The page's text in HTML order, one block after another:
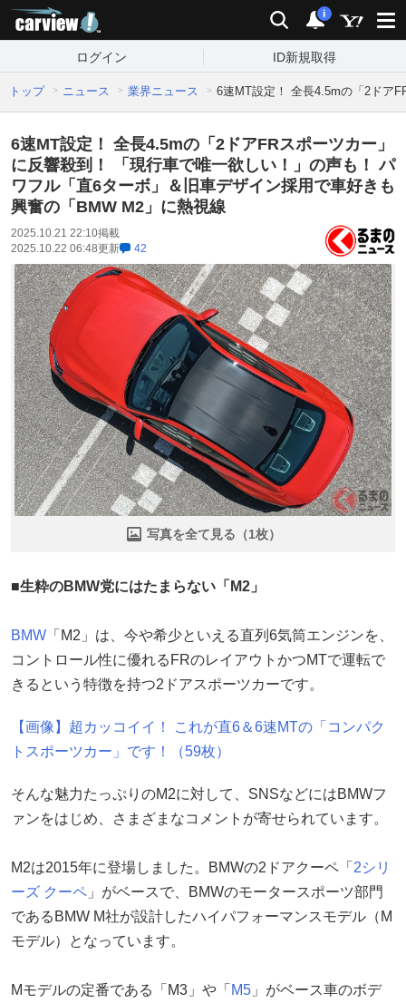
検索 通知
i
ログイン ID新規取得
トップ ニュース 業界ニュース 6速MT設定！ 全長4.5mの「2ドア
6速MT設定！ 全長4.5mの「2ドアFRスポーツカー」
に反響殺到！ 「現行車で唯一欲しい！」の声も！ パ
ワフル「直6ターボ」＆旧車デザイン採用で車好きも
興奮の「BMW M2」に熱視線
2025.10.21 22:10掲載
2025.10.22 06:48更新 42
写真を全て見る（1枚）
■生粋のBMW党にはたまらない「M2」
BMW 「M2」は、今や希少といえる直列6気筒エンジンを、
コントロール性に優れるFRのレイアウトかつMTで運転で
きるという特徴を持つ2ドアスポーツカーです。
【画像】超カッコイイ！ これが直6＆6速MTの「コンパク
トスポーツカー」です！（59枚）
そんな魅力たっぷりのM2に対して、SNSなどにはBMWフ
ァンをはじめ、さまざまなコメントが寄せられています。
M2は2015年に登場しました。BMWの2ドアクーペ「 2シリ
ーズ クーペ 」がベースで、BMWのモータースポーツ部門
であるBMW M社が設計したハイパフォーマンスモデル（M
モデル）となっています。
Mモデルの定番である「M3」や「 M5 」がベース車のボデ